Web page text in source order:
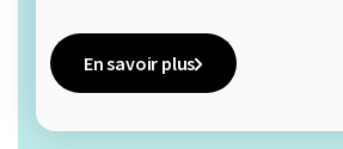
En savoir plus